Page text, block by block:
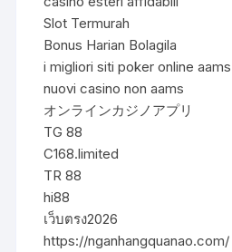
Slot Termurah
Bonus Harian Bolagila
i migliori siti poker online aams
nuovi casino non aams
オンラインカジノアプリ
TG 88
C168.limited
TR 88
hi88
เว็บตรง2026
https://nganhangquanao.com/